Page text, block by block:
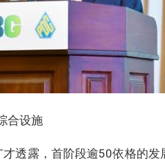
合设施
才透露，首阶段逾50依格的